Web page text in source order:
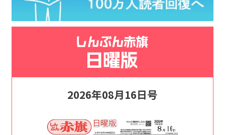
2026年08月16日号